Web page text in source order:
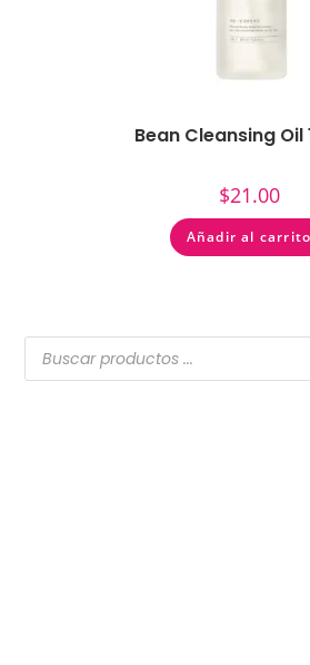
Bean Cleansing Oil
$21.00
Añadir al carrito